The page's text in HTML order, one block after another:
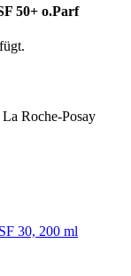
50+ o.Parf
Roche-Posay
30, 200 ml